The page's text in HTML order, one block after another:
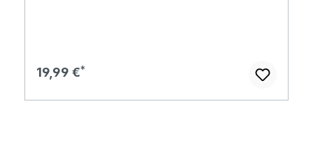
Regulärer Preis:
19,99 €